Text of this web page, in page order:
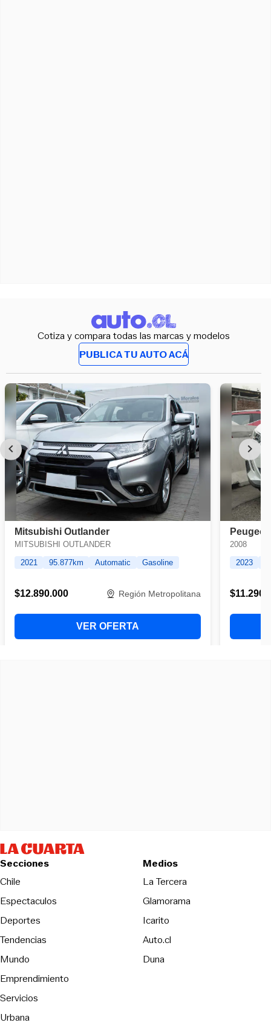
Cotiza y compara todas las marcas y modelos
PUBLICA TU AUTO ACÁ
Secciones
Chile
Espectaculos
Deportes
Tendencias
Mundo
Emprendimiento
Servicios
Urbana
Medios
La Tercera
Glamorama
Icarito
Auto.cl
Duna